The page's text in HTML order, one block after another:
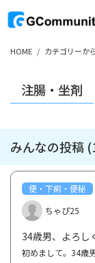
HOME カテゴリーか
注腸・坐剤
みんなの投稿
便・下痢・便秘
ちゃぴ25
34歳男、よろし